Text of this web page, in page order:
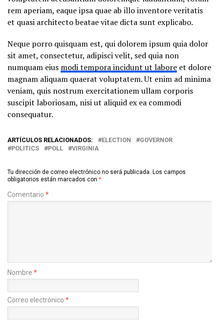
rem aperiam, eaque ipsa quae ab illo inventore veritatis
et quasi architecto beatae vitae dicta sunt explicabo.
Neque porro quisquam est, qui dolorem ipsum quia dolor
sit amet, consectetur, adipisci velit, sed quia non
numquam eius modi tempora incidunt ut labore et dolore
magnam aliquam quaerat voluptatem. Ut enim ad minima
veniam, quis nostrum exercitationem ullam corporis
suscipit laboriosam, nisi ut aliquid ex ea commodi
consequatur.
ARTÍCULOS RELACIONADOS: ELECTION
GOVERNOR
POLITICS
POLL VIRGINIA
Tu dirección de correo electrónico no será publicada. Los campos
obligatorios están marcados con *
Comentario *
Nombre *
Correo electrónico *